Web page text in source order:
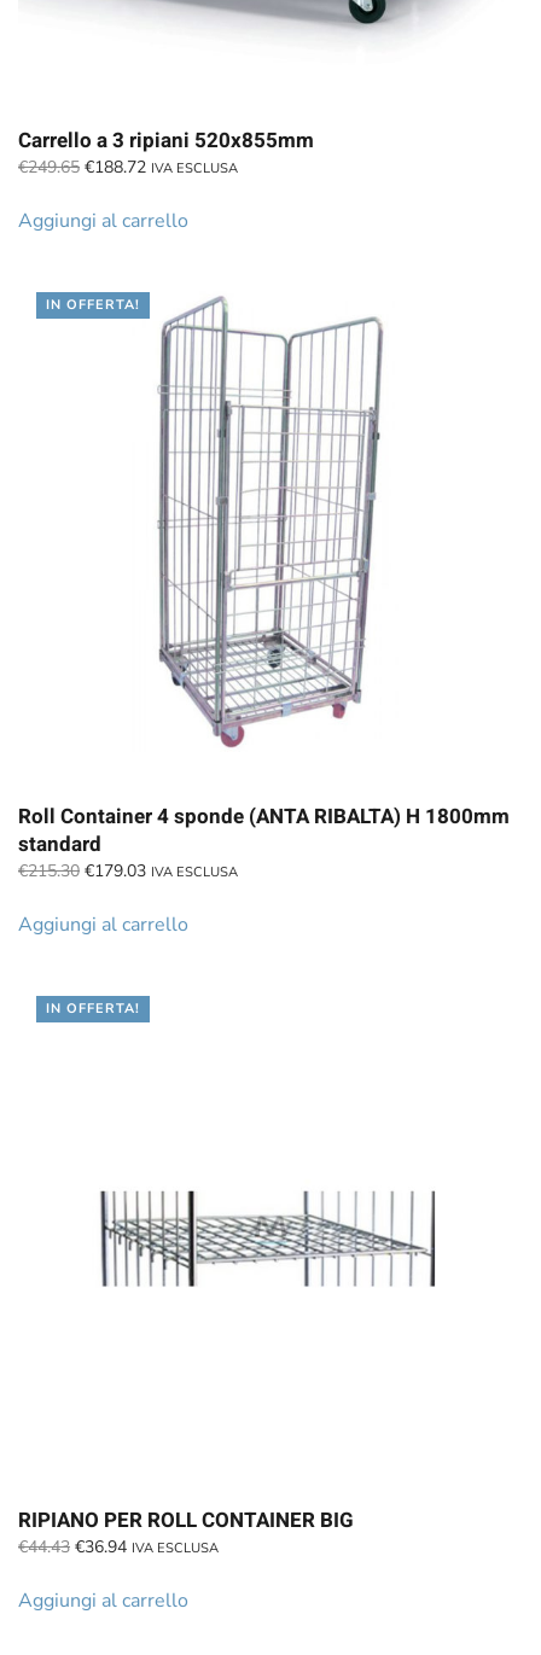
Carrello a 3 ripiani 520x855mm
€249.65 Il
originale
€188.72Il
attuale
IVA ESCLUSA
Aggiungi al carrello
IN OFFERTA!
Roll Container 4 sponde (ANTA RIBALTA) H 1800mm
standard
€215.30 Il
originale
€179.03Il
attuale
IVA ESCLUSA
Aggiungi al carrello
IN OFFERTA!
RIPIANO PER ROLL CONTAINER BIG
€44.43 Il
originale
€36.94Il
attuale
IVA ESCLUSA
Aggiungi al carrello